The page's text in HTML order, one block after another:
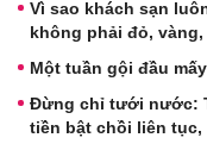
Vì sao khách sạn
không phải đỏ,
Một tuần gội đầu
Đừng chỉ tưới nước:
tiền bật chồi liên